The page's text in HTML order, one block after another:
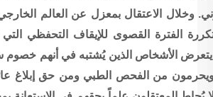
وخلال الاعتقال بمعزل عن العالم
الفترة القصوى للإيقاف التحفظي التي
يتعرض الأشخاص الذين يُشتبه في أنهم خصوم
من الفحص الطبي ومن حق إبلاغ